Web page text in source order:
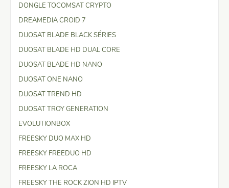
DONGLE TOCOMSAT CRYPTO
DREAMEDIA CROID 7
DUOSAT BLADE BLACK SÉRIES
DUOSAT BLADE HD DUAL CORE
DUOSAT BLADE HD NANO
DUOSAT ONE NANO
DUOSAT TREND HD
DUOSAT TROY GENERATION
EVOLUTIONBOX
FREESKY DUO MAX HD
FREESKY FREEDUO HD
FREESKY LA ROCA
FREESKY THE ROCK ZION HD IPTV